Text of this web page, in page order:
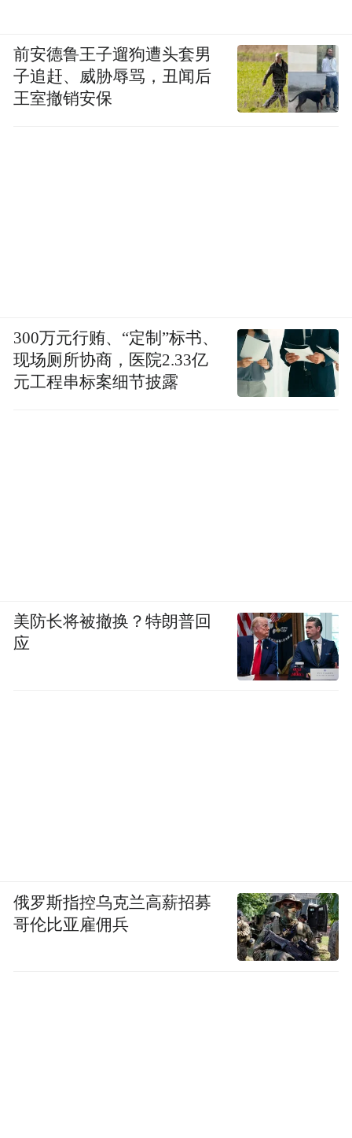
前安德鲁王子遛狗遭头套男
子追赶、威胁辱骂，丑闻后
王室撤销安保
300万元行贿、“定制”标书、
现场厕所协商，医院2.33亿
元工程串标案细节披露
美防长将被撤换？特朗普回
应
俄罗斯指控乌克兰高薪招募
哥伦比亚雇佣兵